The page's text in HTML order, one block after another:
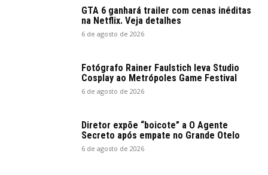
GTA 6 ganhará trailer com cenas inéditas
na Netflix. Veja detalhes
6 de agosto de 2026
Fotógrafo Rainer Faulstich leva Studio
Cosplay ao Metrópoles Game Festival
6 de agosto de 2026
Diretor expõe “boicote” a O Agente
Secreto após empate no Grande Otelo
6 de agosto de 2026